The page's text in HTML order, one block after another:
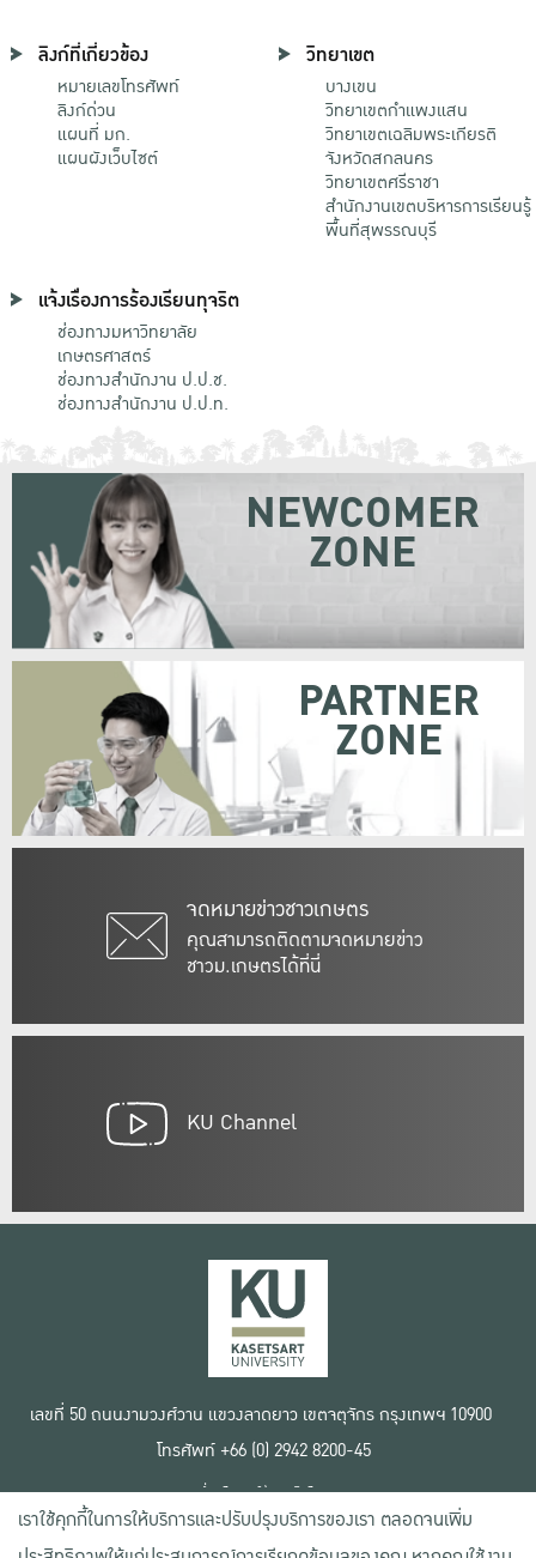
ลิงก์ที่เกี่ยวข้อง
หมายเลขโทรศัพท์
ลิงก์ด่วน
แผนที่ มก.
แผนผังเว็บไซต์
วิทยาเขต
บางเขน
วิทยาเขตกําแพงแสน
วิทยาเขตเฉลิมพระเกียรติ
จังหวัดสกลนคร
วิทยาเขตศรีราชา
สำนักงานเขตบริหารการเรียนรู้
พื้นที่สุพรรณบุรี
แจ้งเรื่องการร้องเรียนทุจริต
ช่องทางมหาวิทยาลัย
เกษตรศาสตร์
ช่องทางสำนักงาน ป.ป.ช.
ช่องทางสำนักงาน ป.ป.ท.
จดหมายข่าวชาวเกษตร
คุณสามารถติดตามจดหมายข่าว
ชาวม.เกษตรได้ที่นี่
NEWCOMER
ZONE
PARTNER
ZONE
KU Channel
เลขที่ 50 ถนนงามวงศ์วาน แขวงลาดยาว เขตจตุจักร กรุงเทพฯ 10900
โทรศัพท์ +66 (0) 2942 8200-45
เงื่อนไขการใช้งานเว็บไซต์
ข้อตกลงด้านสิทธิ์ใช้งาน
นโยบายความเป็นส่วนตัว
เราใช้คุกกี้ในการให้บริการและปรับปรุงบริการของเรา ตลอดจนเพิ่ม